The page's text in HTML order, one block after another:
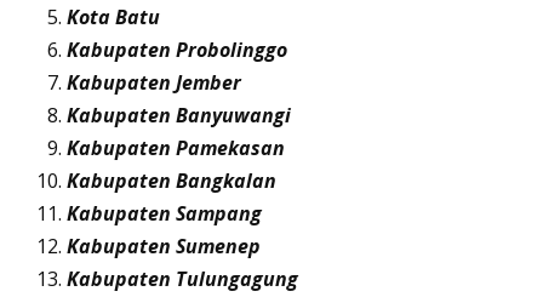
Kota Batu
Kabupaten Probolinggo
Kabupaten Jember
Kabupaten Banyuwangi
Kabupaten Pamekasan
Kabupaten Bangkalan
Kabupaten Sampang
Kabupaten Sumenep
Kabupaten Tulungagung